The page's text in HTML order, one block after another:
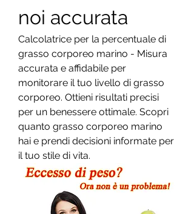
noi accurata
Calcolatrice per la percentuale di
grasso corporeo marino - Misura
accurata e affidabile per
monitorare il tuo livello di grasso
corporeo. Ottieni risultati precisi
per un benessere ottimale. Scopri
quanto grasso corporeo marino
hai e prendi decisioni informate per
il tuo stile di vita.